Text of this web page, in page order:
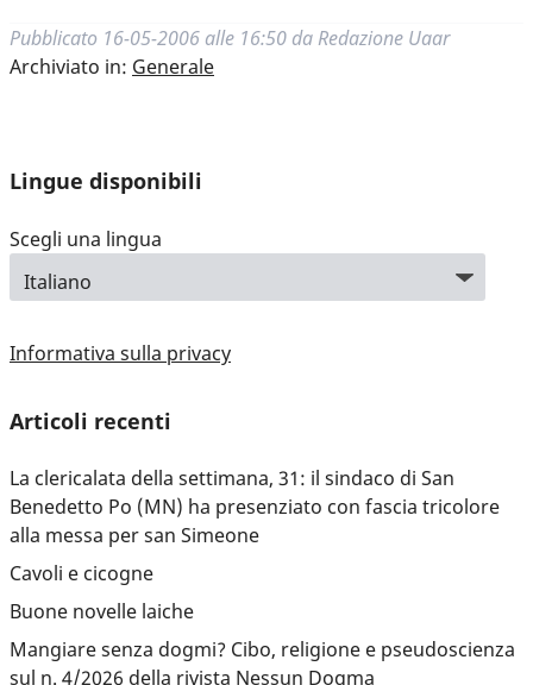
Pubblicato 16-05-2006 alle 16:50 da Redazione Uaar
Archiviato in: Generale
Lingue disponibili
Scegli una lingua
Informativa sulla privacy
Articoli recenti
La clericalata della settimana, 31: il sindaco di San
Benedetto Po (MN) ha presenziato con fascia tricolore
alla messa per san Simeone
Cavoli e cicogne
Buone novelle laiche
Mangiare senza dogmi? Cibo, religione e pseudoscienza
sul n. 4/2026 della rivista Nessun Dogma